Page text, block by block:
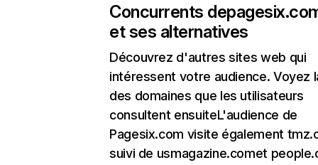
Concurrents de
et ses alternatives
Découvrez d'autres sites web qui
intéressent votre audience. Voyez
des domaines que les utilisateurs
consultent ensuiteL'audience de
Pagesix.com visite également
suivi de usmagazine.comet